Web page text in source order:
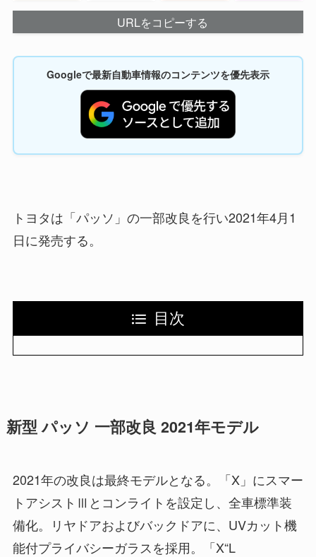
URLをコピーする
Googleで最新自動車情報のコンテンツを優先表示
トヨタは「パッソ」の一部改良を行い2021年4月1
日に発売する。
目次
新型 パッソ 一部改良 2021年モデル
2021年の改良は最終モデルとなる。「X」にスマー
トアシストⅢとコンライトを設定し、全車標準装
備化。リヤドアおよびバックドアに、UVカット機
能付プライバシーガラスを採用。「X“L